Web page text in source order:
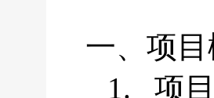
一、项
1.
项